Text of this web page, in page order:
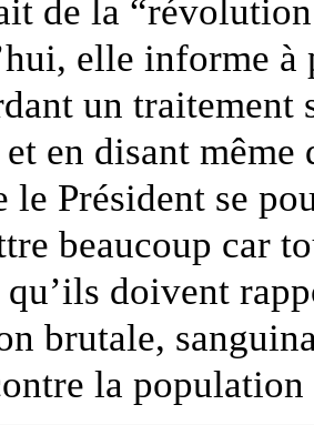
de la
elle informe à
un traitement
en disant
le Président se
beaucoup car
qu’ils doivent
brutale,
la